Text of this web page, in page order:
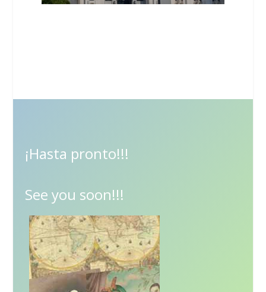
¡Hasta pronto!!!
See you soon!!!